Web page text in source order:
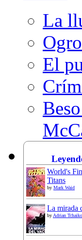
La
El
World's
Titans
by Mark Waid
La mirada
byAdrian